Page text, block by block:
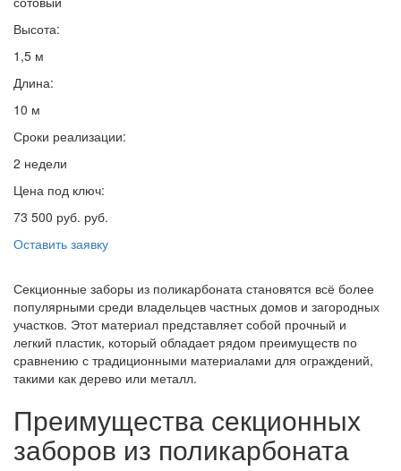
Высота:
1,5 м
Длина:
10 м
Сроки реализации:
2 недели
Цена под ключ:
73 500 руб. руб.
Оставить заявку
Секционные заборы из поликарбоната становятся всё более
популярными среди владельцев частных домов и загородных
участков. Этот материал представляет собой прочный и
легкий пластик, который обладает рядом преимуществ по
сравнению с традиционными материалами для ограждений,
такими как дерево или металл.
Преимущества секционных
заборов из поликарбоната